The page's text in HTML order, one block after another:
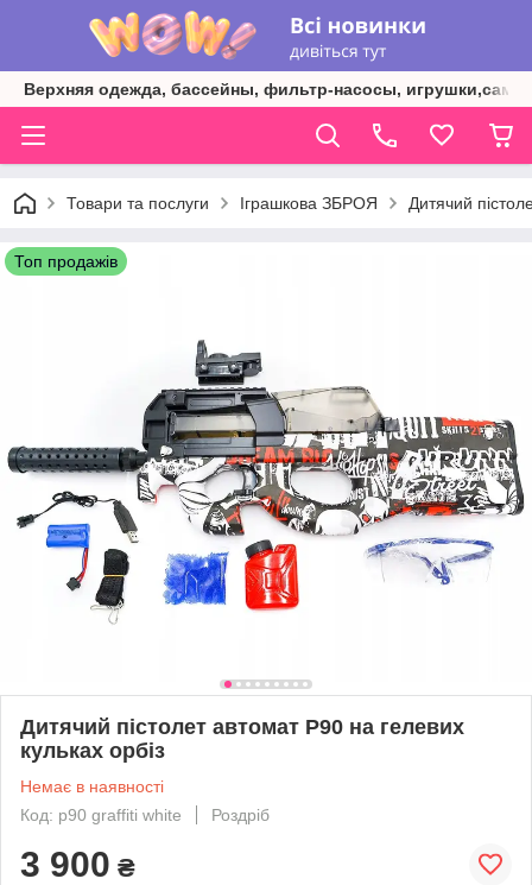
Верхняя одежда, бассейны, фильтр-насосы,
Товари та послуги Іграшкова ЗБРОЯ Дитячий
Топ продажів
Дитячий пістолет автомат P90 на гелевих
кульках орбіз
Немає в наявності
Код: р90 graffiti white
Роздріб
3 900 ₴